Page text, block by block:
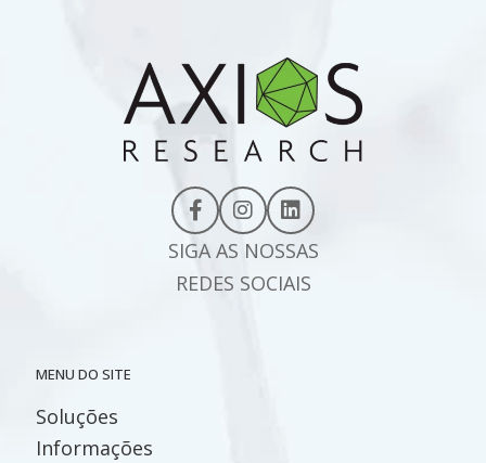
SIGA AS NOSSAS
REDES SOCIAIS
MENU DO SITE
Soluções
Informações